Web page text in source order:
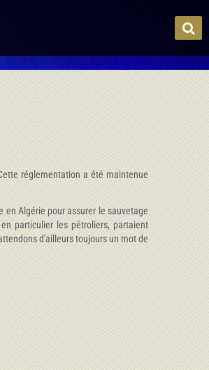
réglementation a été maintenue
en Algérie pour assurer le sauvetage
particulier les pétroliers, partaient
d'ailleurs toujours un mot de